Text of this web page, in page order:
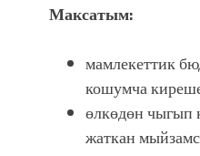
Максатым:
мамлекеттик
кошумча
өлкөдөн чыгып
жаткан